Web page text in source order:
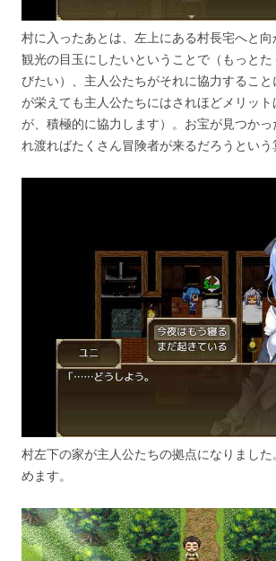
村に入ったあとは、左上にある村長宅へと
観光の目玉にしたいということで（もっと
びたい）、主人公たちがそれに協力するこ
が栄えても主人公たちにはされほどメリッ
が、積極的に協力します）。お宝が見つか
れ渡ればたくさん冒険者が来るだろうという
村左下の家が主人公たちの拠点になりまし
めます。